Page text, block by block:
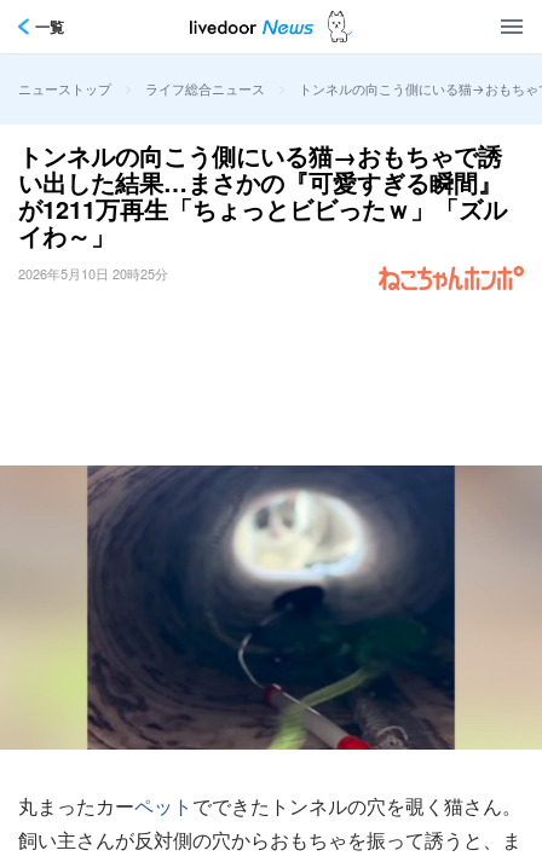
一覧
ニューストップ > ライフ総合ニュース > トンネルの向こう側にいる猫→おもち
トンネルの向こう側にいる猫→おもちゃで誘
い出した結果…まさかの『可愛すぎる瞬間』
が1211万再生「ちょっとビビったｗ」「ズル
イわ～」
2026年5月10日 20時25分
丸まったカーペット でできたトンネルの穴を覗く猫さん。
飼い主さんが反対側の穴からおもちゃを振って誘うと、ま